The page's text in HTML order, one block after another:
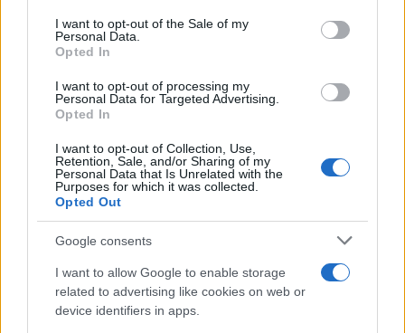
consent section.
I want to opt-out of the Sale of my
Personal Data.
Opted In
I want to opt-out of processing my
Personal Data for Targeted Advertising.
Opted In
I want to opt-out of Collection, Use,
Retention, Sale, and/or Sharing of my
Personal Data that Is Unrelated with the
Purposes for which it was collected.
Opted Out
Google consents
I want to allow Google to enable storage
related to advertising like cookies on web or
device identifiers in apps.
14.11.2022 13:01
Πότε θα γίνει το ΑΕΚ - ΠΑΣ Γιάννινα για το
κύπελλο Ελλάδος